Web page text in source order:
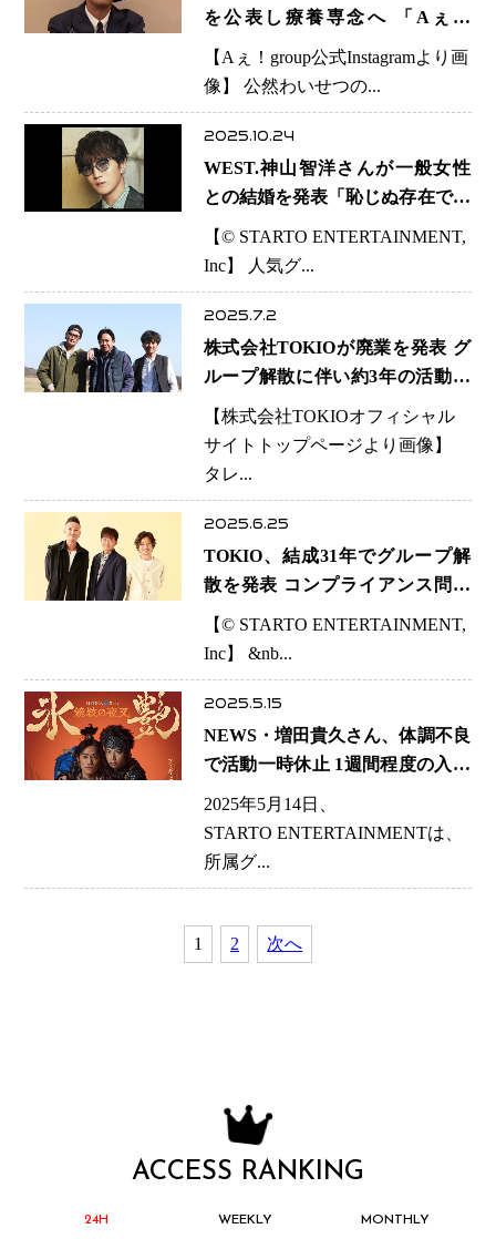
を公表し療養専念へ 「Aぇ！
group」を20日付で脱退─事務所
は「まずは体調最優先で寄り添
【Aぇ！group公式Instagramより画
像】 公然わいせつの...
2025.10.24
WEST.神山智洋さんが一般女性
との結婚を発表「恥じぬ存在であ
り続けられるよう」 関西勢に広
がる“結婚ラッシュ”の背景とは!?
【© STARTO ENTERTAINMENT,
Inc】 人気グ...
2025.7.2
株式会社TOKIOが廃業を発表 グ
ループ解散に伴い約3年の活動に
幕
【株式会社TOKIOオフィシャル
サイトトップページより画像】
タレ...
2025.6.25
TOKIO、結成31年でグループ解
散を発表 コンプライアンス問題
を受け決断
【© STARTO ENTERTAINMENT,
Inc】 &nb...
2025.5.15
NEWS・増田貴久さん、体調不良
で活動一時休止 1週間程度の入院
2025年5月14日、
STARTO ENTERTAINMENTは、
所属グ...
1 2 次へ
ACCESS RANKING
24H WEEKLY MONTHLY